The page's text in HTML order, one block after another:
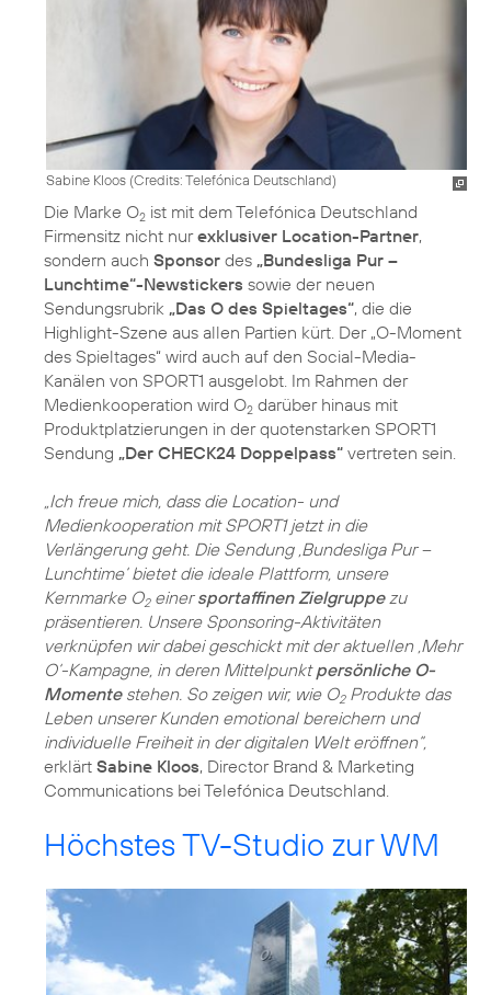
Sabine Kloos (Credits: Telefónica Deutschland)
Die Marke O2 ist mit dem Telefónica Deutschland
Firmensitz nicht nurexklusiver Location-Partner,
sondern auch Sponsor des „Bundesliga Pur –
Lunchtime“-Newstickers sowie der neuen
Sendungsrubrik „Das O des Spieltages“, die die
Highlight-Szene aus allen Partien kürt. Der „O-Moment
des Spieltages“ wird auch auf den Social-Media-
Kanälen von SPORT1 ausgelobt. Im Rahmen der
Medienkooperation wird O2 darüber hinaus mit
Produktplatzierungen in der quotenstarken SPORT1
Sendung „Der CHECK24 Doppelpass“ vertreten sein.
„Ich freue mich, dass die Location- und
Medienkooperation mit SPORT1 jetzt in die
Verlängerung geht. Die Sendung ‚Bundesliga Pur –
Lunchtime‘ bietet die ideale Plattform, unsere
Kernmarke O2einersportaffinen Zielgruppezu
präsentieren. Unsere Sponsoring-Aktivitäten
verknüpfen wir dabei geschickt mit der aktuellen ‚Mehr
O‘-Kampagne, in deren Mittelpunktpersönliche O-
Momentestehen. So zeigen wir, wie O2Produkte das
Leben unserer Kunden emotional bereichern und
individuelle Freiheit in der digitalen Welt eröffnen“,
erklärt Sabine Kloos, Director Brand & Marketing
Communications bei Telefónica Deutschland.
Höchstes TV-Studio zur WM